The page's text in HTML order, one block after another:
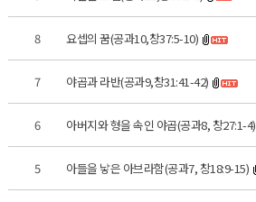
8 요셉의 꿈(공과10,창37:5-10)
7 야곱과 라반(공과9,창31:41-42)
6 아버지와 형을 속인 야곱(공과8, 창27:1-4)
5 아들을 낳은 아브라함(공과7, 창18:9-15)